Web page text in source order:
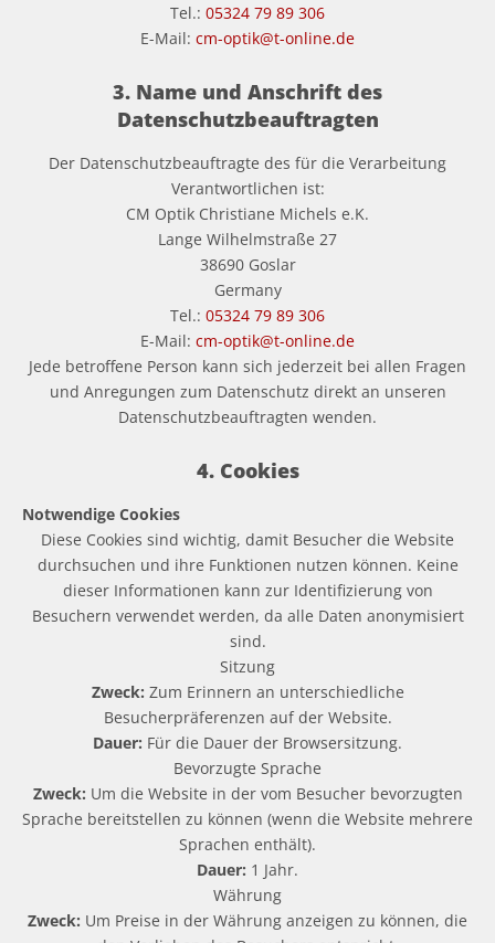
Tel.: 05324 79 89 306
E-Mail: cm-optik@t-online.de
3. Name und Anschrift des
Datenschutzbeauftragten
Der Datenschutzbeauftragte des für die Verarbeitung
Verantwortlichen ist:
CM Optik Christiane Michels e.K.
Lange Wilhelmstraße 27
38690 Goslar
Germany
Tel.: 05324 79 89 306
E-Mail: cm-optik@t-online.de
Jede betroffene Person kann sich jederzeit bei allen Fragen
und Anregungen zum Datenschutz direkt an unseren
Datenschutzbeauftragten wenden.
4. Cookies
Notwendige Cookies
Diese Cookies sind wichtig, damit Besucher die Website
durchsuchen und ihre Funktionen nutzen können. Keine
dieser Informationen kann zur Identifizierung von
Besuchern verwendet werden, da alle Daten anonymisiert
sind.
Sitzung
Zweck: Zum Erinnern an unterschiedliche
Besucherpräferenzen auf der Website.
Dauer: Für die Dauer der Browsersitzung.
Bevorzugte Sprache
Zweck: Um die Website in der vom Besucher bevorzugten
Sprache bereitstellen zu können (wenn die Website mehrere
Sprachen enthält).
Dauer: 1 Jahr.
Währung
Zweck: Um Preise in der Währung anzeigen zu können, die